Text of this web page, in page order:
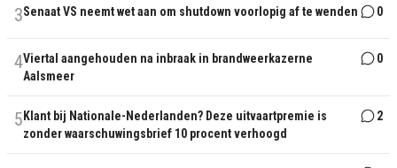
3Senaat VS neemt wet aan om shutdown voorlopig af te wenden 0
4Viertal aangehouden na inbraak in brandweerkazerne
Aalsmeer
0
5 Klant bij Nationale-Nederlanden? Deze uitvaartpremie is
zonder waarschuwingsbrief 10 procent verhoogd
2